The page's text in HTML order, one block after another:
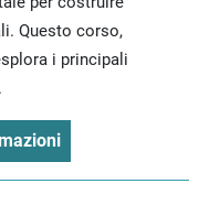
Questo corso,
i principali